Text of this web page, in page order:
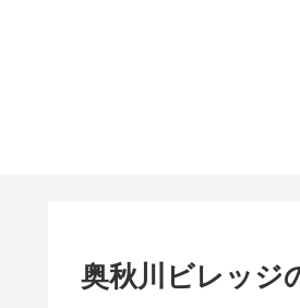
奥秋川ビレッジ